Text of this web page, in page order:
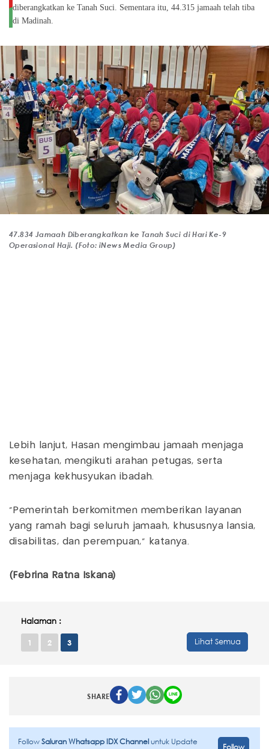
diberangkatkan ke Tanah Suci. Sementara itu, 44.315 jamaah telah tiba
di Madinah.
47.834 Jamaah Diberangkatkan ke Tanah Suci di Hari Ke-9
Operasional Haji. (Foto: iNews Media Group)
Lebih lanjut, Hasan mengimbau jamaah menjaga
kesehatan, mengikuti arahan petugas, serta
menjaga kekhusyukan ibadah.
"Pemerintah berkomitmen memberikan layanan
yang ramah bagi seluruh jamaah, khususnya lansia,
disabilitas, dan perempuan," katanya.
(Febrina Ratna Iskana)
Halaman :
1 2 3 Lihat Semua
SHARE
FollowSaluran Whatsapp IDX Channeluntuk Update